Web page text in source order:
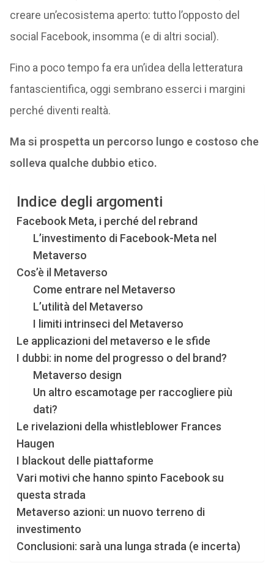
creare un’ecosistema aperto: tutto l’opposto del
social Facebook, insomma (e di altri social).
Fino a poco tempo fa era un’idea della letteratura
fantascientifica, oggi sembrano esserci i margini
perché diventi realtà.
Ma si prospetta un percorso lungo e costoso che
solleva qualche dubbio etico.
Indice degli argomenti
Facebook Meta, i perché del rebrand
L’investimento di Facebook-Meta nel
Metaverso
Cos’è il Metaverso
Come entrare nel Metaverso
L’utilità del Metaverso
I limiti intrinseci del Metaverso
Le applicazioni del metaverso e le sfide
I dubbi: in nome del progresso o del brand?
Metaverso design
Un altro escamotage per raccogliere più
dati?
Le rivelazioni della whistleblower Frances
Haugen
I blackout delle piattaforme
Vari motivi che hanno spinto Facebook su
questa strada
Metaverso azioni: un nuovo terreno di
investimento
Conclusioni: sarà una lunga strada (e incerta)